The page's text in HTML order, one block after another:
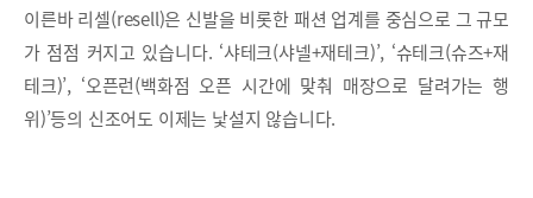
이른바 리셀(resell)은 신발을 비롯한 패션 업계를 중심으로 그 규모
가 점점 커지고 있습니다. ‘샤테크(샤넬+재테크)’, ‘슈테크(슈즈+재
테크)’, ‘오픈런(백화점 오픈 시간에 맞춰 매장으로 달려가는 행
위)’등의 신조어도 이제는 낯설지 않습니다.